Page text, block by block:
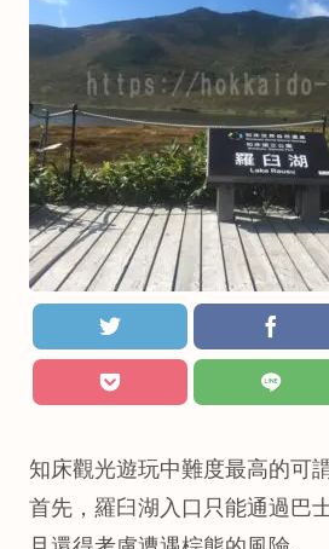
知床觀光遊玩中難度最高的可
首先，羅臼湖入口只能通過巴